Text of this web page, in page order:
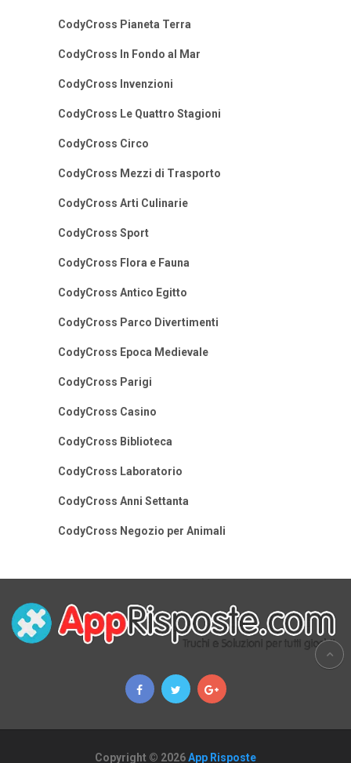
CodyCross Pianeta Terra
CodyCross In Fondo al Mar
CodyCross Invenzioni
CodyCross Le Quattro Stagioni
CodyCross Circo
CodyCross Mezzi di Trasporto
CodyCross Arti Culinarie
CodyCross Sport
CodyCross Flora e Fauna
CodyCross Antico Egitto
CodyCross Parco Divertimenti
CodyCross Epoca Medievale
CodyCross Parigi
CodyCross Casino
CodyCross Biblioteca
CodyCross Laboratorio
CodyCross Anni Settanta
CodyCross Negozio per Animali
Copyright © 2026App Risposte